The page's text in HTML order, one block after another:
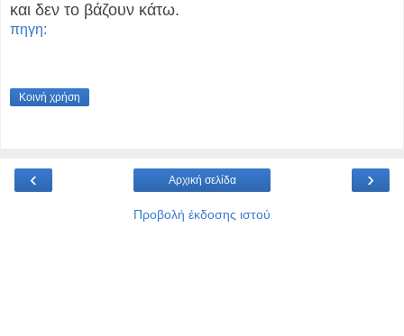
και δεν το βάζουν κάτω.
πηγη:
Κοινή χρήση
‹ ›
Αρχική σελίδα
Προβολή έκδοσης ιστού